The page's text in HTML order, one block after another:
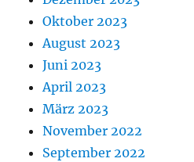
Oktober 2023
August 2023
Juni 2023
April 2023
März 2023
November 2022
September 2022